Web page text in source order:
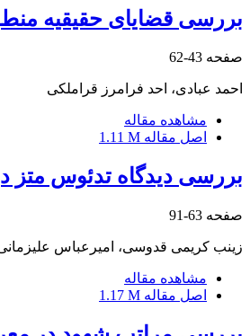
بررسی قضایای حقیقیه
صفحه 43-62
احمد عبادی، احد فرامرز قراملکی
مشاهده مقاله
اصل مقاله 1.11 M
بررسی دیدگاه تدئوس متز
صفحه 63-91
زینب کریمی قدوسی، امیرعباس
مشاهده مقاله
اصل مقاله 1.17 M